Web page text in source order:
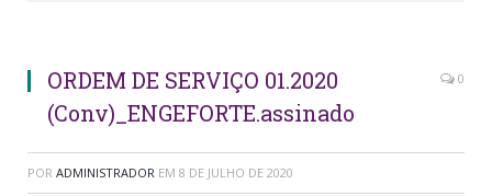
ORDEM DE SERVIÇO 01.2020
(Conv)_ENGEFORTE.assinado
0
POR ADMINISTRADOR EM 8 DE JULHO DE 2020